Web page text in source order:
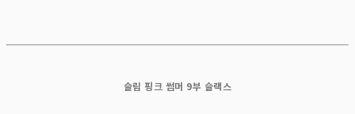
슬림 핑크 썸머 9부 슬랙스